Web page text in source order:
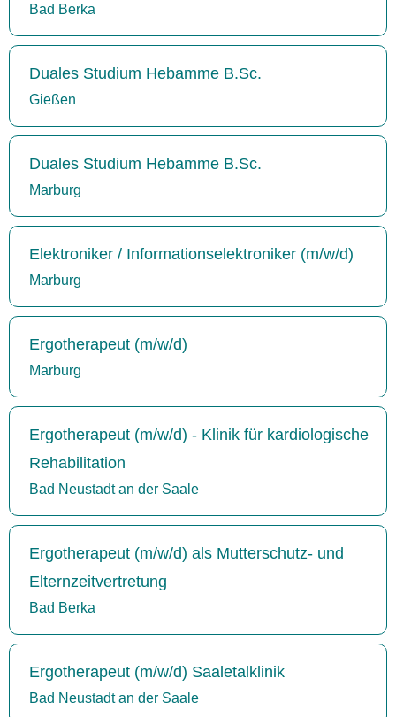
Bad Berka
Duales Studium Hebamme B.Sc.
Gießen
Duales Studium Hebamme B.Sc.
Marburg
Elektroniker / Informationselektroniker (m/w/d)
Marburg
Ergotherapeut (m/w/d)
Marburg
Ergotherapeut (m/w/d) - Klinik für kardiologische
Rehabilitation
Bad Neustadt an der Saale
Ergotherapeut (m/w/d) als Mutterschutz- und
Elternzeitvertretung
Bad Berka
Ergotherapeut (m/w/d) Saaletalklinik
Bad Neustadt an der Saale